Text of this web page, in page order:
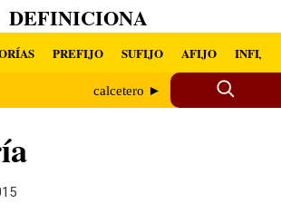
DEFINICIONA
PREFIJO SUFIJO AFIJO INFIJO
calcetero ►